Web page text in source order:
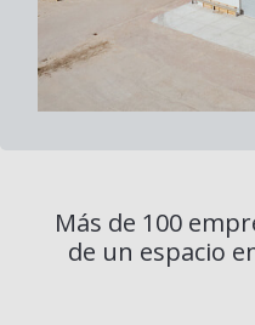
Más de 100
de un espacio